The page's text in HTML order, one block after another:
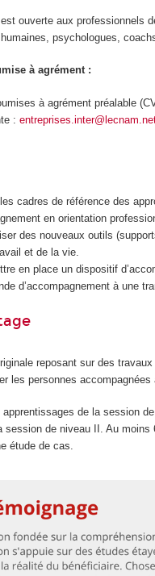
ouverte aux professionnels
psychologues,
à agrément :
à agrément préalable
:
cadres de référence des
en orientation
des nouveaux outils
et de la vie.
en place un dispositif
d’accompagnement à une
reposant sur des
les personnes
apprentissages de la session
session de niveau II. Au
étude de cas.